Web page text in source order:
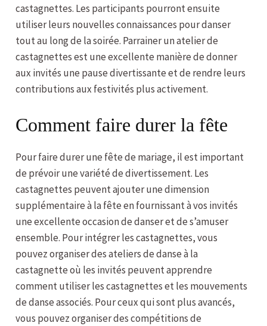
castagnettes. Les participants pourront ensuite
utiliser leurs nouvelles connaissances pour danser
tout au long de la soirée. Parrainer un atelier de
castagnettes est une excellente manière de donner
aux invités une pause divertissante et de rendre leurs
contributions aux festivités plus activement.
Comment faire durer la fête
Pour faire durer une fête de mariage, il est important
de prévoir une variété de divertissement. Les
castagnettes peuvent ajouter une dimension
supplémentaire à la fête en fournissant à vos invités
une excellente occasion de danser et de s’amuser
ensemble. Pour intégrer les castagnettes, vous
pouvez organiser des ateliers de danse à la
castagnette où les invités peuvent apprendre
comment utiliser les castagnettes et les mouvements
de danse associés. Pour ceux qui sont plus avancés,
vous pouvez organiser des compétitions de